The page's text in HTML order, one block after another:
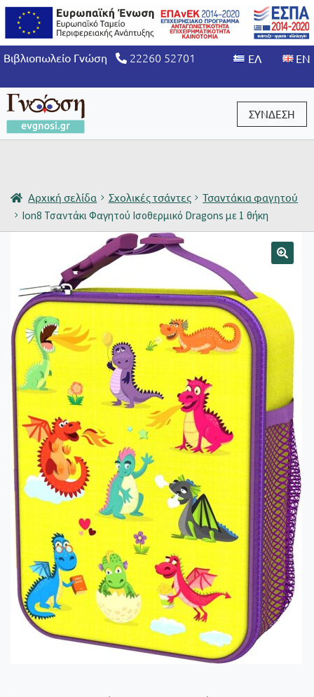
Βιβλιοπωλείο Γνώση 22260 52701
ΣΥΝΔΕΣΗ
Αρχική σελίδα Σχολικές τσάντες
Τσαντάκια φαγητού
Ion8 Τσαντάκι Φαγητού Ισοθερμικό Dragons με 1 θήκη